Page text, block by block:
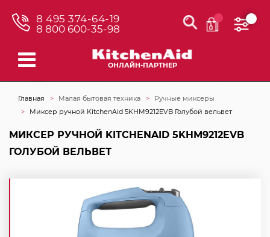
8 495 374-64-19
8 800 600-35-98
ОНЛАЙН-ПАРТНЕР
Главная Малая бытовая техника
Ручные миксеры
Миксер ручной KitchenAid 5KHM9212EVB Голубой вельвет
МИКСЕР РУЧНОЙ KITCHENAID 5KHM9212EVB
ГОЛУБОЙ ВЕЛЬВЕТ